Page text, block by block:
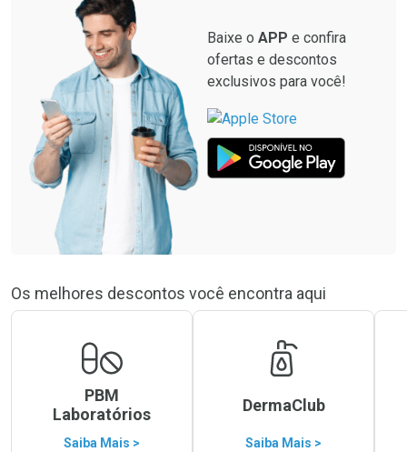
Baixe o APP e confira
ofertas e descontos
exclusivos para você!
Os melhores descontos você encontra aqui
PBM
Laboratórios
Saiba Mais >
DermaClub
Saiba Mais >